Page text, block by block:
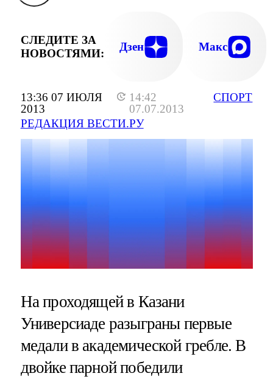
13:36 07 ИЮЛЯ
2013
14:42
07.07.2013
РЕДАКЦИЯ ВЕСТИ.РУ
СПОРТ
СЛЕДИТЕ ЗА
НОВОСТЯМИ:
Дзен Макс
На проходящей в Казани
Универсиаде разыграны первые
медали в академической гребле. В
двойке парной победили